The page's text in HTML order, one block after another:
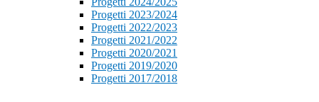
Progetti 2023/2024
Progetti 2022/2023
Progetti 2021/2022
Progetti 2020/2021
Progetti 2019/2020
Progetti 2017/2018